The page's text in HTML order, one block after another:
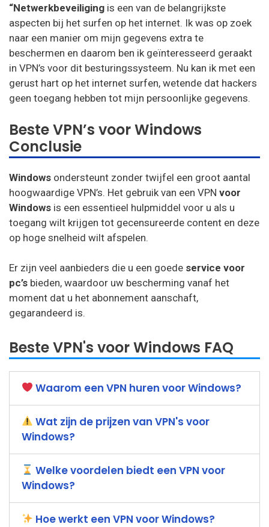
“Netwerkbeveiliging is een van de belangrijkste
aspecten bij het surfen op het internet. Ik was op zoek
naar een manier om mijn gegevens extra te
beschermen en daarom ben ik geïnteresseerd geraakt
in VPN’s voor dit besturingssysteem. Nu kan ik met een
gerust hart op het internet surfen, wetende dat hackers
geen toegang hebben tot mijn persoonlijke gegevens.
Beste VPN’s voor Windows
Conclusie
Windows ondersteunt zonder twijfel een groot aantal
hoogwaardige VPN’s. Het gebruik van een VPN voor
Windows is een essentieel hulpmiddel voor u als u
toegang wilt krijgen tot gecensureerde content en deze
op hoge snelheid wilt afspelen.
Er zijn veel aanbieders die u een goede service voor
pc’s bieden, waardoor uw bescherming vanaf het
moment dat u het abonnement aanschaft,
gegarandeerd is.
Beste VPN's voor Windows FAQ
Waarom een VPN huren voor Windows?
Wat zijn de prijzen van VPN's voor
Windows?
Welke voordelen biedt een VPN voor
Windows?
Hoe werkt een VPN voor Windows?